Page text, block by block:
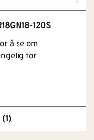
120S
å se om
for